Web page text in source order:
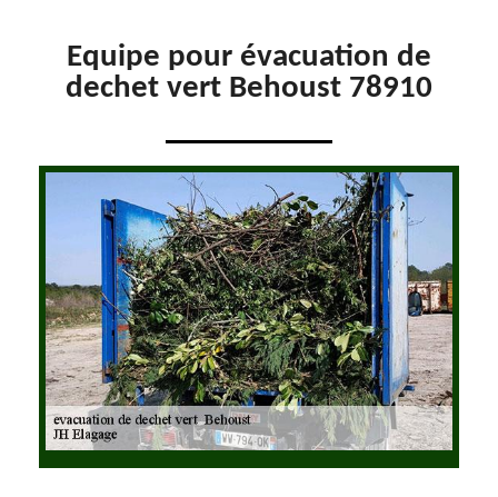
Equipe pour évacuation de
dechet vert Behoust 78910